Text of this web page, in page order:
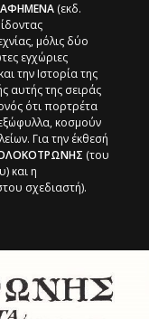
(εκδ.
μόλις δύο
εγχώριες
την Ιστορία της
αυτής της σειράς
ότι πορτρέτα
κοσμούν
Για την έκθεσή
(του
και η
σχεδιαστή).